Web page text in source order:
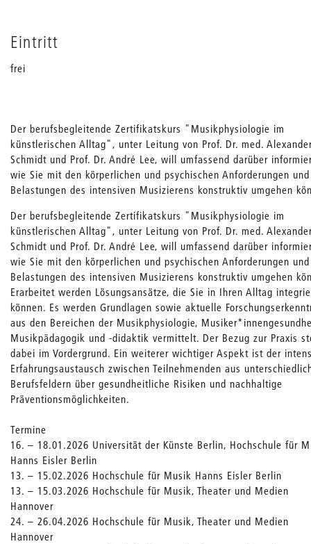
Eintritt
frei
Der berufsbegleitende Zertifikatskurs "Musikphysiologie im
künstlerischen Alltag", unter Leitung von Prof. Dr. med.
Schmidt und Prof. Dr. André Lee, will umfassend darüber
wie Sie mit den körperlichen und psychischen Anforderungen und
Belastungen des intensiven Musizierens konstruktiv umgehen
Der berufsbegleitende Zertifikatskurs "Musikphysiologie im
künstlerischen Alltag", unter Leitung von Prof. Dr. med.
Schmidt und Prof. Dr. André Lee, will umfassend darüber
wie Sie mit den körperlichen und psychischen Anforderungen und
Belastungen des intensiven Musizierens konstruktiv umgehen
Erarbeitet werden Lösungsansätze, die Sie in Ihren Alltag
können. Es werden Grundlagen sowie aktuelle
aus den Bereichen der Musikphysiologie,
Musikpädagogik und -didaktik vermittelt. Der Bezug zur Praxis
dabei im Vordergrund. Ein weiterer wichtiger Aspekt ist der
Erfahrungsaustausch zwischen Teilnehmenden aus
Berufsfeldern über gesundheitliche Risiken und nachhaltige
Präventionsmöglichkeiten.
Termine
16. – 18.01.2026 Universität der Künste Berlin, Hochschule für
Hanns Eisler Berlin
13. – 15.02.2026 Hochschule für Musik Hanns Eisler Berlin
13. – 15.03.2026 Hochschule für Musik, Theater und Medien
Hannover
24. – 26.04.2026 Hochschule für Musik, Theater und Medien
Hannover